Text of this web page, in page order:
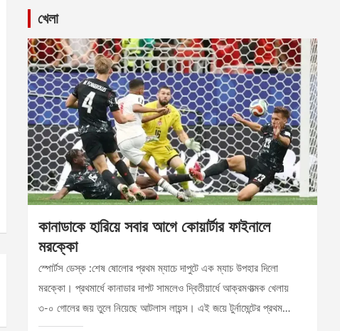
খেলা
কানাডাকে হারিয়ে সবার আগে কোয়ার্টার ফাইনালে
মরক্কো
স্পোর্টস ডেস্ক :শেষ ষোলোর প্রথম ম্যাচে দাপুটে এক ম্যাচ উপহার দিলো
মরক্কো। প্রথমার্ধে কানাডার দাপট সামলেও দ্বিতীয়ার্ধে আক্রমণাত্মক খেলায়
৩-০ গোলের জয় তুলে নিয়েছে আটলাস লায়ন্স। এই জয়ে টুর্নামেন্টের প্রথম…